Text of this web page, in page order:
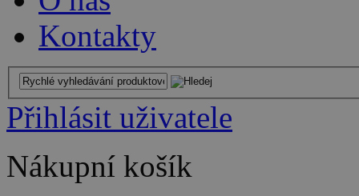
Kontakty
Přihlásit uživatele
Nákupní košík